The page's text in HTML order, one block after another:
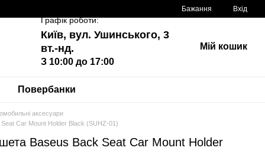
Бажання Вхід
Графік роботи:
Київ, вул. Ушинського, 3
вт.-нд.
З 10:00 до 17:00
Мій кошик
Повербанки
аксесуари
Car Mount Holder Black (SUHZ-01)
Baseus Back Seat Car Mount Holder